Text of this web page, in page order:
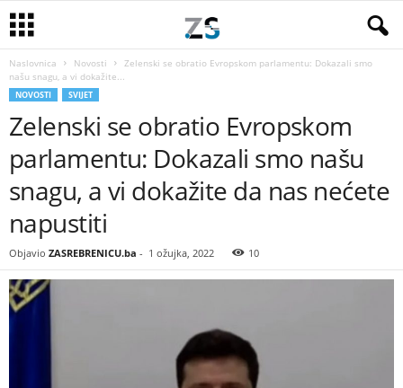
Naslovnica Novosti
Zelenski se obratio Evropskom parlamentu: Dokazali smo
našu snagu, a vi dokažite...
NOVOSTI SVIJET
Zelenski se obratio Evropskom
parlamentu: Dokazali smo našu
snagu, a vi dokažite da nas nećete
napustiti
Objavio ZASREBRENICU.ba - 1 ožujka, 2022 10